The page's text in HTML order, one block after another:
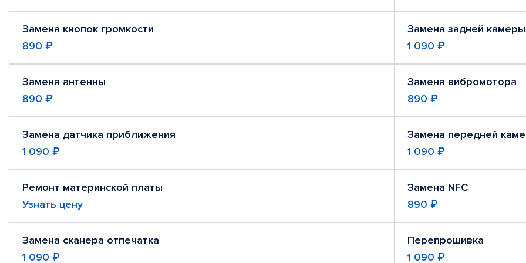
Замена кнопок громкости
890 ₽
Замена задней камеры
1 090 ₽
Замена антенны
890 ₽
Замена вибромотора
890 ₽
Замена датчика приближения
1 090 ₽
Замена передней
1 090 ₽
Ремонт материнской платы
Узнать цену
Замена NFC
890 ₽
Замена сканера отпечатка
1 090 ₽
Перепрошивка
1 090 ₽